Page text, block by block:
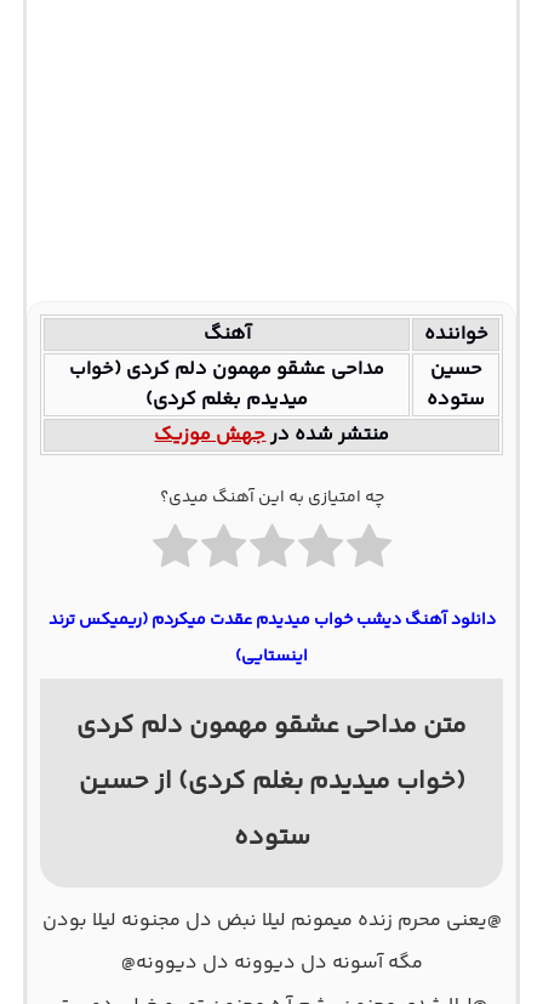
خواننده
آهنگ
حسین
ستوده
مداحی عشقو مهمون دلم کردی (خواب
میدیدم بغلم کردی)
منتشر شده درجهش موزیک
چه امتیازی به این آهنگ میدی؟
دانلود آهنگ دیشب خواب میدیدم عقدت میکردم (ریمیکس ترند
اینستایی)
متن مداحی عشقو مهمون دلم کردی
(خواب میدیدم بغلم کردی) از حسین
ستوده
@یعنی محرم زنده میمونم لیلا نبض دل مجنونه لیلا بودن
مگه آسونه دل دیوونه دل دیوونه@